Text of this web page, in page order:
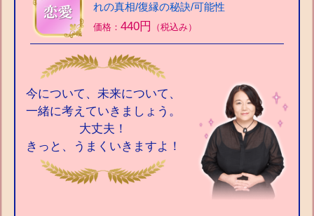
れの真相/復縁の秘訣/可能性
価格：440円 （税込み）
今について、未来について、
一緒に考えていきましょう。
大丈夫！
きっと、うまくいきますよ！